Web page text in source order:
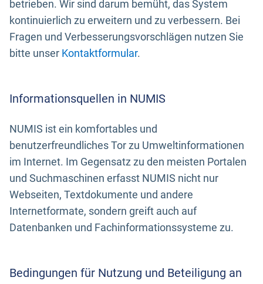
betrieben. Wir sind darum bemüht, das System
kontinuierlich zu erweitern und zu verbessern. Bei
Fragen und Verbesserungsvorschlägen nutzen Sie
bitte unser Kontaktformular.
Informationsquellen in NUMIS
NUMIS ist ein komfortables und
benutzerfreundliches Tor zu Umweltinformationen
im Internet. Im Gegensatz zu den meisten Portalen
und Suchmaschinen erfasst NUMIS nicht nur
Webseiten, Textdokumente und andere
Internetformate, sondern greift auch auf
Datenbanken und Fachinformationssysteme zu.
Bedingungen für Nutzung und Beteiligung an